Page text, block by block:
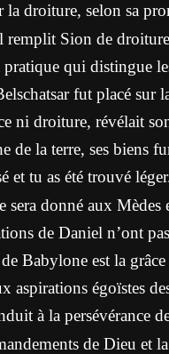
la droiture, selon sa
remplit Sion de
qui distingue
fut placé sur
ni droiture, révélait
de la terre, ses biens
et tu as été trouvé
donné aux Mèdes
de Daniel n’ont
de Babylone est la
aspirations égoïstes
à la persévérance
de Dieu et